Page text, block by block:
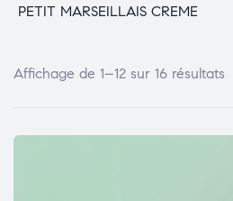
PETIT MARSEILLAIS CREME
Affichage de 1–12 sur 16 résultats